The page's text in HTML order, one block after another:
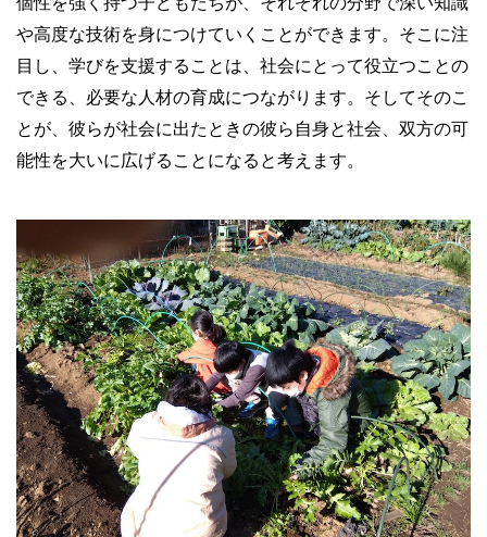
や高度な技術を身につけていくことができます。そこに注
目し、学びを支援することは、社会にとって役立つことの
できる、必要な人材の育成につながります。そしてそのこ
とが、彼らが社会に出たときの彼ら自身と社会、双方の可
能性を大いに広げることになると考えます。